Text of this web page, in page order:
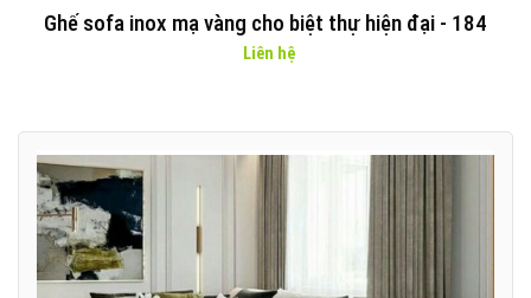
Ghế sofa inox mạ vàng cho biệt thự hiện đại - 184
Liên hệ